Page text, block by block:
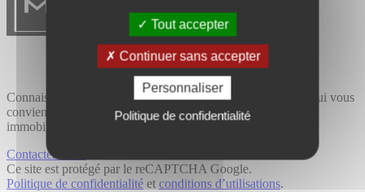
Tout accepter
Continuer sans accepter
Personnaliser
Politique de confidentialité
Connaissance du terrain et expertise métier, trouvez le bien qui vous
convient avec Tourny Meyer, cabinet de conseil spécialisé en
immobilier professionnel.
Contactez-nous
Ce site est protégé par le reCAPTCHA Google.
Politique de confidentialité et conditions d’utilisations.